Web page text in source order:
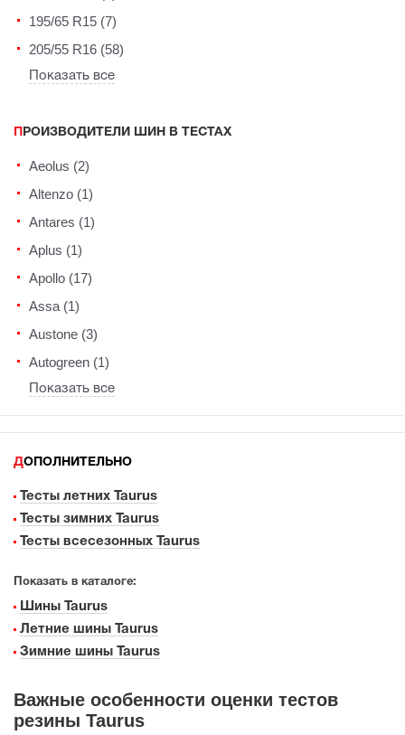
195/65 R15 (7)
205/55 R16 (58)
Показать все
ПРОИЗВОДИТЕЛИ ШИН В ТЕСТАХ
Aeolus (2)
Altenzo (1)
Antares (1)
Aplus (1)
Apollo (17)
Assa (1)
Austone (3)
Autogreen (1)
Показать все
ДОПОЛНИТЕЛЬНО
Тесты летних Taurus
Тесты зимних Taurus
Тесты всесезонных Taurus
Показать в каталоге:
Шины Taurus
Летние шины Taurus
Зимние шины Taurus
Важные особенности оценки тестов
резины Taurus